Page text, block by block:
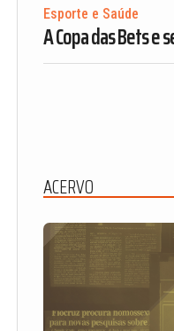
Esporte e Saúde
A Copa das Bets e
ACERVO